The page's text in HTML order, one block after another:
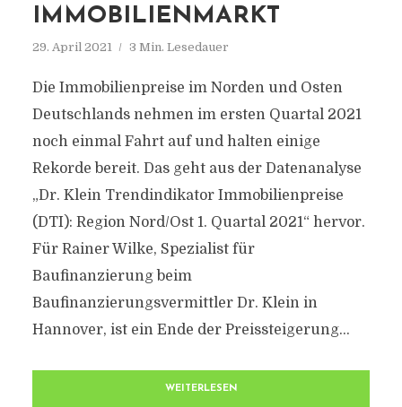
IMMOBILIENMARKT
29. April 2021 3 Min. Lesedauer
Die Immobilienpreise im Norden und Osten
Deutschlands nehmen im ersten Quartal 2021
noch einmal Fahrt auf und halten einige
Rekorde bereit. Das geht aus der Datenanalyse
„Dr. Klein Trendindikator Immobilienpreise
(DTI): Region Nord/Ost 1. Quartal 2021“ hervor.
Für Rainer Wilke, Spezialist für
Baufinanzierung beim
Baufinanzierungsvermittler Dr. Klein in
Hannover, ist ein Ende der Preissteigerung...
WEITERLESEN